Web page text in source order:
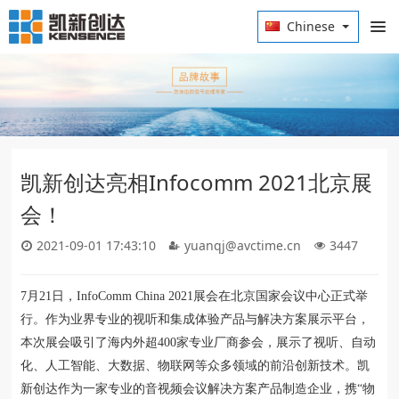
Chinese
凯新创达亮相Infocomm 2021北京展
会！
2021-09-01 17:43:10 yuanqj@avctime.cn 3447
7月21日，InfoComm China 2021展会在北京国家会议中心正式举
行。作为业界专业的视听和集成体验产品与解决方案展示平台，
本次展会吸引了海内外超400家专业厂商参会，展示了视听、自动
化、人工智能、大数据、物联网等众多领域的前沿创新技术。凯
新创达作为一家专业的音视频会议解决方案产品制造企业，携“物